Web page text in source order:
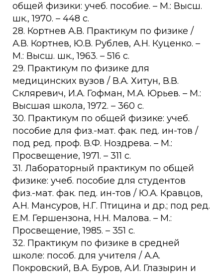
общей физики: учеб. пособие. – М.: Высш.
шк., 1970. – 448 с.
28. Кортнев А.В. Практикум по физике /
А.В. Кортнев, Ю.В. Рублев, А.Н. Куценко. –
М.: Высш. шк., 1963. – 516 с.
29. Практикум по физике для
медицинских вузов / В.А. Хитун, В.В.
Скляревич, И.А. Гофман, М.А. Юрьев. – М.:
Высшая школа, 1972. – 360 с.
30. Практикум по общей физике: учеб.
пособие для физ.-мат. фак. пед. ин-тов /
под ред. проф. В.Ф. Ноздрева. – М.:
Просвещение, 1971. – 311 с.
31. Лабораторный практикум по общей
физике: учеб. пособие для студентов
физ.-мат. фак. пед. ин-тов / Ю.А. Кравцов,
А.Н. Мансуров, Н.Г. Птицина и др.; под ред.
Е.М. Гершензона, Н.Н. Малова. – М.:
Просвещение, 1985. – 351 с.
32. Практикум по физике в средней
школе: пособ. для учителя / А.А.
Покровский, В.А. Буров, А.И. Глазырин и